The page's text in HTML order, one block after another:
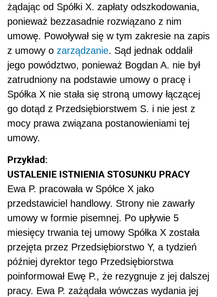
żądając od Spółki X. zapłaty odszkodowania,
ponieważ bezzasadnie rozwiązano z nim
umowę. Powoływał się w tym zakresie na zapis
z umowy o zarządzanie. Sąd jednak oddalił
jego powództwo, ponieważ Bogdan A. nie był
zatrudniony na podstawie umowy o pracę i
Spółka X nie stała się stroną umowy łączącej
go dotąd z Przedsiębiorstwem S. i nie jest z
mocy prawa związana postanowieniami tej
umowy.
Przykład:
USTALENIE ISTNIENIA STOSUNKU PRACY
Ewa P. pracowała w Spółce X jako
przedstawiciel handlowy. Strony nie zawarły
umowy w formie pisemnej. Po upływie 5
miesięcy trwania tej umowy Spółka X została
przejęta przez Przedsiębiorstwo Y, a tydzień
później dyrektor tego Przedsiębiorstwa
poinformował Ewę P., że rezygnuje z jej dalszej
pracy. Ewa P. zażądała wówczas wydania jej